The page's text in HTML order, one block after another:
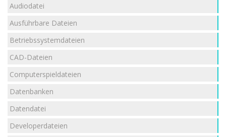
Audiodatei
Ausführbare Dateien
Betriebssystemdateien
CAD-Dateien
Computerspieldateien
Datenbanken
Datendatei
Developerdateien